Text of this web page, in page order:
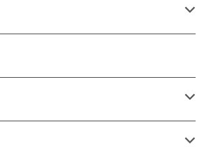
- Harley-Davidson